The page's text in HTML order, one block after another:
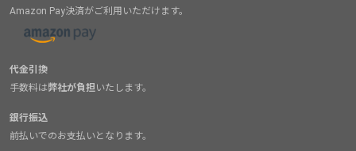
Amazon Pay決済がご利用いただけます。
代金引換
手数料は弊社が負担いたします。
銀行振込
前払いでのお支払いとなります。